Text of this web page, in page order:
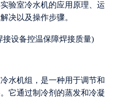
验室冷水机的应用原理、运
决以及操作步骤。
水机组，是一种用于调节和
它通过制冷剂的蒸发和冷凝